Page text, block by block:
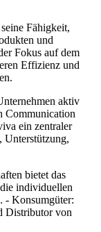
Fähigkeit,
und
Fokus auf dem
Effizienz und
aktiv
Communication
ein zentraler
Unterstützung,
bietet das
individuellen
- Konsumgüter:
Distributor von